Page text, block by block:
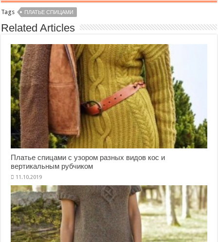
Tags ПЛАТЬЕ СПИЦАМИ
Related Articles
Платье спицами с узором разных видов кос и
вертикальным рубчиком